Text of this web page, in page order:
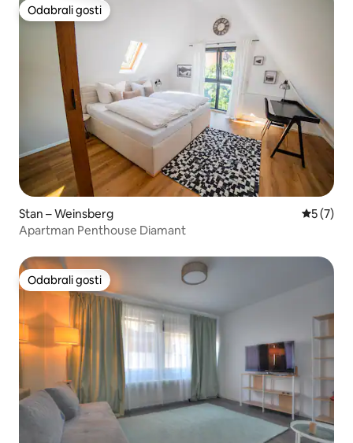
Odabrali gosti
Odabrali gosti
Stan – Weinsberg
5 (7)
Apartman Penthouse Diamant
Odabrali gosti
Odabrali gosti